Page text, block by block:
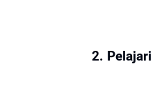
2. Pelajari